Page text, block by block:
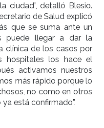
ciudad”, detalló Blesio.
de Salud explicó
que se suma ante un
puede llegar a dar la
clínica de los casos por
los hace el
activamos nuestros
más rápido porque lo
no como en otros
está confirmado”.